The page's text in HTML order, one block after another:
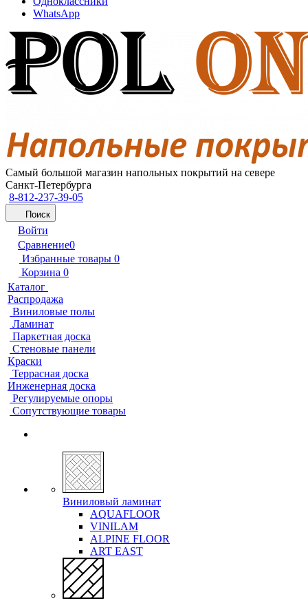
WhatsApp
Самый большой магазин напольных покрытий на севере
Санкт-Петербурга
8-812-237-39-05
Поиск
Войти
Сравнение0
Избранные товары 0
Корзина 0
Каталог
Распродажа
Виниловые полы
Ламинат
Паркетная доска
Стеновые панели
Краски
Террасная доска
Инженерная доска
Регулируемые опоры
Сопутствующие товары
Виниловый ламинат
AQUAFLOOR
VINILAM
ALPINE FLOOR
ART EAST